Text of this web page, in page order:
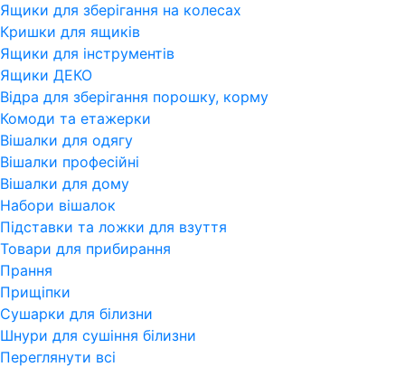
Ящики для зберігання на колесах
Кришки для ящиків
Ящики для інструментів
Ящики ДЕКО
Відра для зберігання порошку, корму
Комоди та етажерки
Вішалки для одягу
Вішалки професійні
Вішалки для дому
Набори вішалок
Підставки та ложки для взуття
Товари для прибирання
Прання
Прищіпки
Сушарки для білизни
Шнури для сушіння білизни
Переглянути всi